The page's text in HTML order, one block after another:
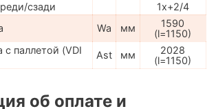
сзади
1x+2/4
Wa мм
1590
(l=1150)
паллетой (VDI
Ast мм
2028
(l=1150)
об оплате и